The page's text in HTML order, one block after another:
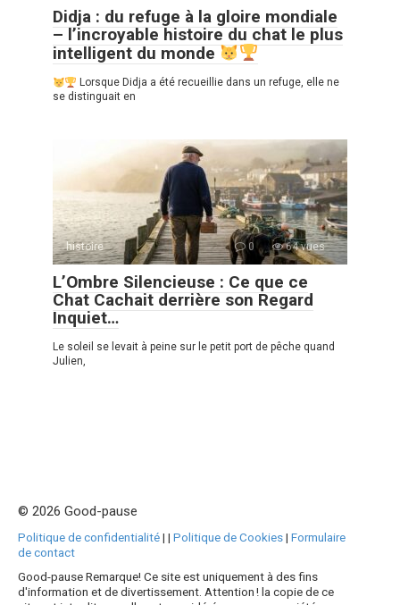
Didja : du refuge à la gloire mondiale
– l’incroyable histoire du chat le plus
intelligent du monde
Lorsque Didja a été recueillie dans un refuge, elle ne
se distinguait en
histoire 0 64 vues
L’Ombre Silencieuse : Ce que ce
Chat Cachait derrière son Regard
Inquiet…
Le soleil se levait à peine sur le petit port de pêche quand
Julien,
© 2026 Good-pause
Politique de confidentialité| | Politique de Cookies| Formulaire
de contact
Good-pause Remarque! Ce site est uniquement à des fins
d'information et de divertissement. Attention ! la copie de ce